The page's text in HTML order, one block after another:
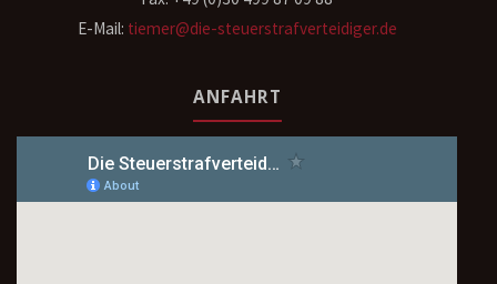
E-Mail: tiemer@die-steuerstrafverteidiger.de
ANFAHRT